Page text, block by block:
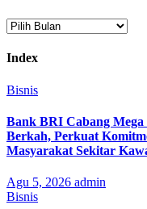
Arsip
Index
Bisnis
Bank BRI Cabang
Berkah, Perkuat
Masyarakat Sekitar
Agu 5, 2026 admin
Bisnis